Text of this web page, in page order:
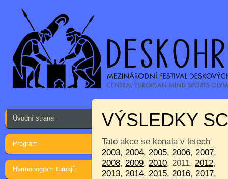
Úvodní strana
Program
Harmonogram turnajů
VÝSLEDKY
Tato akce se konala v letech
2003, 2004, 2005, 2006, 2007,
2008, 2009, 2010, 2011, 2012,
2013, 2014, 2015, 2016, 2017,